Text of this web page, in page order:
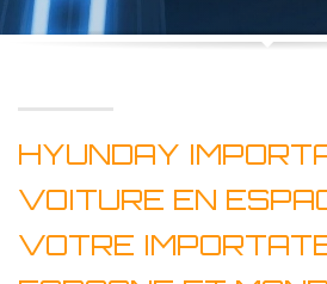
HYUNDAY
VOITURE EN
VOTRE